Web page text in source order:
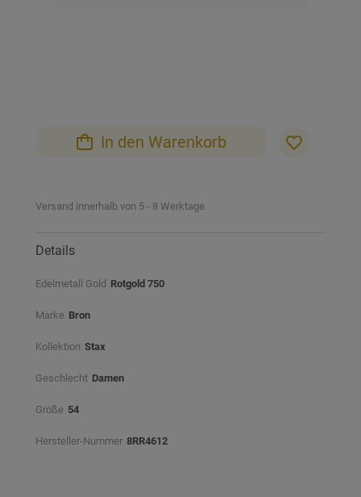
springen
In den Warenkorb
Versand innerhalb von 5 - 8 Werktage
Details
Edelmetall Gold Rotgold 750
Marke Bron
Kollektion Stax
Geschlecht Damen
Größe 54
Hersteller-Nummer 8RR4612